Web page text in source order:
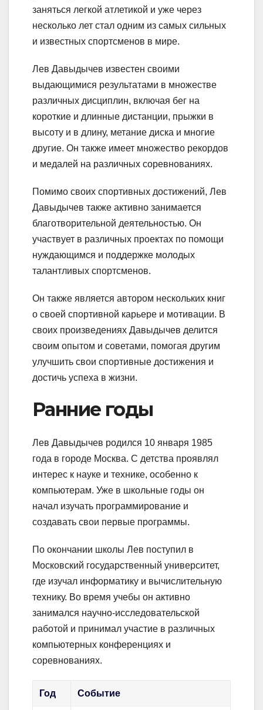
заняться легкой атлетикой и уже через
несколько лет стал одним из самых сильных
и известных спортсменов в мире.
Лев Давыдычев известен своими
выдающимися результатами в множестве
различных дисциплин, включая бег на
короткие и длинные дистанции, прыжки в
высоту и в длину, метание диска и многие
другие. Он также имеет множество рекордов
и медалей на различных соревнованиях.
Помимо своих спортивных достижений, Лев
Давыдычев также активно занимается
благотворительной деятельностью. Он
участвует в различных проектах по помощи
нуждающимся и поддержке молодых
талантливых спортсменов.
Он также является автором нескольких книг
о своей спортивной карьере и мотивации. В
своих произведениях Давыдычев делится
своим опытом и советами, помогая другим
улучшить свои спортивные достижения и
достичь успеха в жизни.
Ранние годы
Лев Давыдычев родился 10 января 1985
года в городе Москва. С детства проявлял
интерес к науке и технике, особенно к
компьютерам. Уже в школьные годы он
начал изучать программирование и
создавать свои первые программы.
По окончании школы Лев поступил в
Московский государственный университет,
где изучал информатику и вычислительную
технику. Во время учебы он активно
занимался научно-исследовательской
работой и принимал участие в различных
компьютерных конференциях и
соревнованиях.
Год Событие